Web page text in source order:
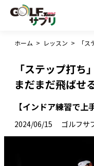
ホーム > レッスン >
「ステップ打
まだまだ飛ばせ
【インドア練習で上
2024/06/15 ゴルフサ